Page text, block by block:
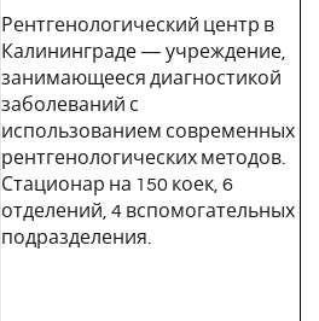
Рентгенологический центр в
Калининграде — учреждение,
занимающееся диагностикой
заболеваний с
использованием современных
рентгенологических методов.
Стационар на 150 коек, 6
отделений, 4 вспомогательных
подразделения.